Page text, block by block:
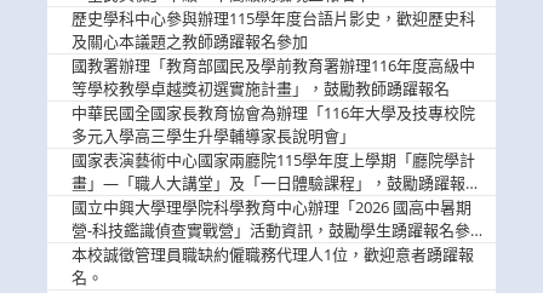
歷史學科中心參與辦理115學年度台語片影史，歡迎歷史科
及關心本議題之教師踴躍報名參加
國教署辦理「教育部國民及學前教育署辦理116年度高級中
等學校教學卓越獎初選實施計畫」，鼓勵教師踴躍報名
中華民國全國家長教育協會為辦理「116年大學及技專校院
多元入學高三學生升學輔導家長說明會」
國家表演藝術中心國家兩廳院115學年度上學期「廳院學計
畫」—「職人大講堂」及「一日體驗課程」，鼓勵踴躍報名
參與。
國立中興大學理學院科學教育中心辦理「2026 國高中暑期
營-科技鑑識偵查實戰營」活動資訊，鼓勵學生踴躍報名參
加。
本校誠徵管理員職缺約僱職務代理人1位，歡迎意者踴躍報
名。